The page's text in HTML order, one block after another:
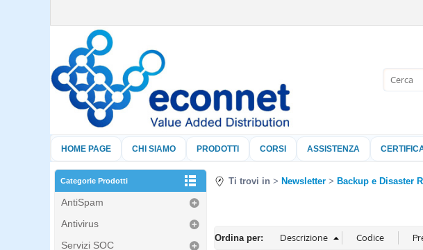
HOME PAGE CHI SIAMO PRODOTTI CORSI ASSISTENZA
Categorie Prodotti
AntiSpam
Antivirus
Servizi SOC
Ti trovi in Newsletter Backup e Disaster
Ordina per: